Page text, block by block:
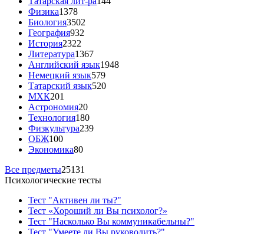
Физика1378
Биология3502
География932
История2322
Литература1367
Английский язык1948
Немецкий язык579
Татарский язык520
МХК201
Астрономия20
Технология180
Физкультура239
ОБЖ100
Экономика80
Все предметы25131
Психологические тесты
Тест "Активен ли ты?"
Тест «Хороший ли Вы психолог?»
Тест "Насколько Вы коммуникабельны?"
Тест "Умеете ли Вы руководить?"